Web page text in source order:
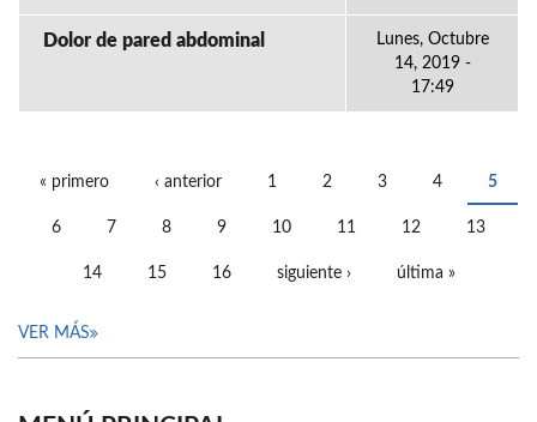
Dolor de pared abdominal
Lunes, Octubre
14, 2019 -
17:49
« primero ‹ anterior 1 2 3 4 5
6 7 8 9 10 11 12 13
14 15 16 siguiente › última »
VER MÁS